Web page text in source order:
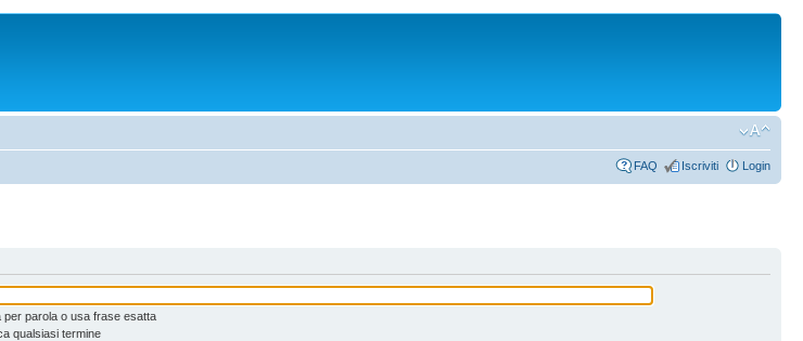
FAQ Iscriviti Login
per parola o usa frase esatta
qualsiasi termine